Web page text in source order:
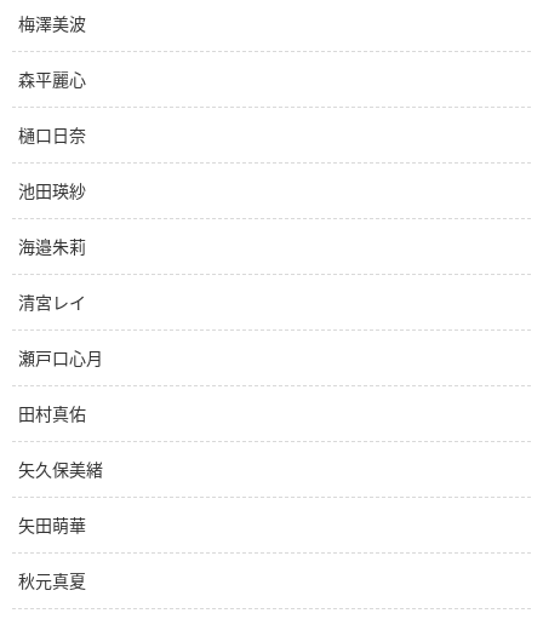
梅澤美波
森平麗心
樋口日奈
池田瑛紗
海邉朱莉
清宮レイ
瀬戸口心月
田村真佑
矢久保美緒
矢田萌華
秋元真夏